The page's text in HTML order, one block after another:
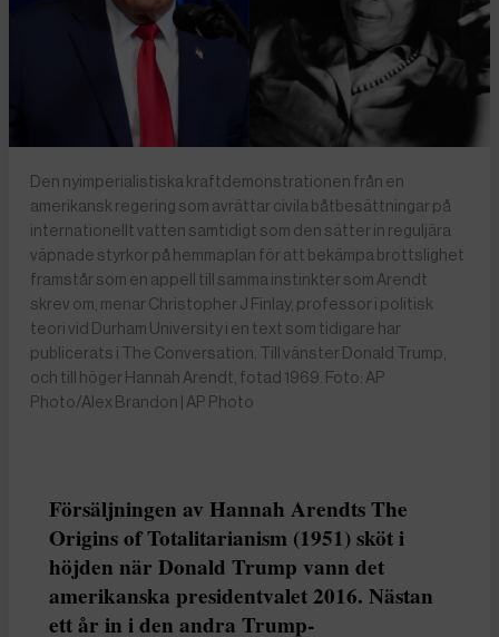
Den nyimperialistiska kraftdemonstrationen från en
amerikansk regering som avrättar civila båtbesättningar på
internationellt vatten samtidigt som den sätter in reguljära
väpnade styrkor på hemmaplan för att bekämpa brottslighet
framstår som en appell till samma instinkter som Arendt
skrev om, menar Christopher J Finlay, professor i politisk
teori vid Durham University i en text som tidigare har
publicerats i The Conversation. Till vänster Donald Trump,
och till höger Hannah Arendt, fotad 1969. Foto: AP
Photo/Alex Brandon | AP Photo
Försäljningen av Hannah Arendts The
Origins of Totalitarianism (1951) sköt i
höjden när Donald Trump vann det
amerikanska presidentvalet 2016. Nästan
ett år in i den andra Trump-